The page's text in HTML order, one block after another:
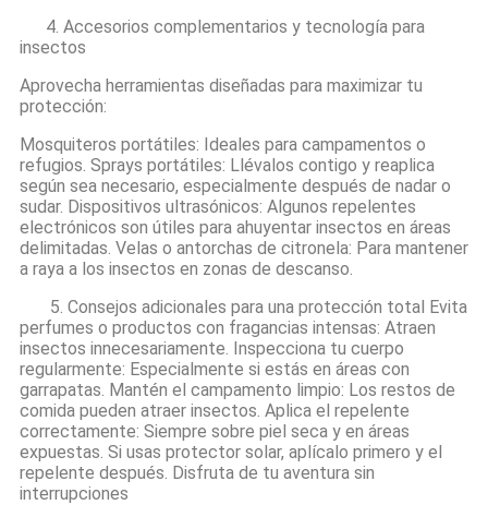
4. Accesorios complementarios y tecnología para
insectos
Aprovecha herramientas diseñadas para maximizar tu
protección:
Mosquiteros portátiles: Ideales para campamentos o
refugios. Sprays portátiles: Llévalos contigo y reaplica
según sea necesario, especialmente después de nadar o
sudar. Dispositivos ultrasónicos: Algunos repelentes
electrónicos son útiles para ahuyentar insectos en áreas
delimitadas. Velas o antorchas de citronela: Para mantener
a raya a los insectos en zonas de descanso.
5. Consejos adicionales para una protección total Evita
perfumes o productos con fragancias intensas: Atraen
insectos innecesariamente. Inspecciona tu cuerpo
regularmente: Especialmente si estás en áreas con
garrapatas. Mantén el campamento limpio: Los restos de
comida pueden atraer insectos. Aplica el repelente
correctamente: Siempre sobre piel seca y en áreas
expuestas. Si usas protector solar, aplícalo primero y el
repelente después. Disfruta de tu aventura sin
interrupciones